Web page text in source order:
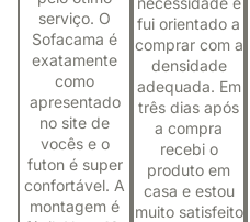
serviço. O
Sofacama é
exatamente
como
apresentado
no site de
vocês e o
futon é super
confortável. A
montagem é
fui orientado a
comprar com a
densidade
adequada. Em
três dias após
a compra
recebi o
produto em
casa e estou
muito satisfeito